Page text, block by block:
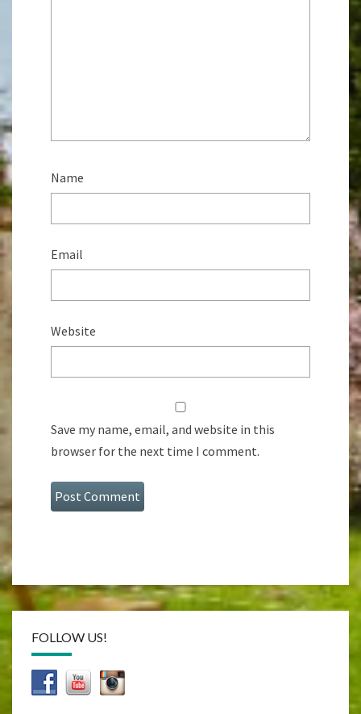
Name
Email
Website
Save my name, email, and website in this
browser for the next time I comment.
FOLLOW US!